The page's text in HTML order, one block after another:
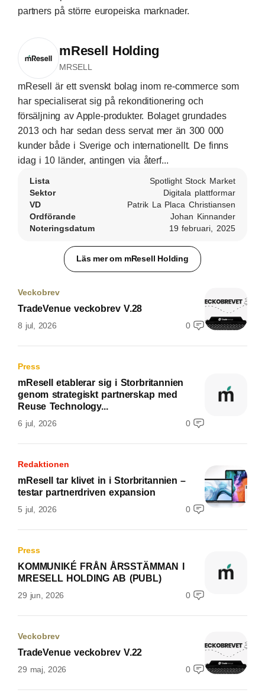
partners på större europeiska marknader.
mResell Holding
MRSELL
mResell är ett svenskt bolag inom re-commerce som
har specialiserat sig på rekonditionering och
försäljning av Apple-produkter. Bolaget grundades
2013 och har sedan dess servat mer än 300 000
kunder både i Sverige och internationellt. De finns
idag i 10 länder, antingen via återf...
Lista
Spotlight Stock Market
Sektor
Digitala plattformar
VD
Patrik La Placa Christiansen
Ordförande
Johan Kinnander
Noteringsdatum
19 februari, 2025
Läs mer om mResell Holding
Veckobrev
TradeVenue veckobrev V.28
8 jul, 2026 0
Press
mResell etablerar sig i Storbritannien
genom strategiskt partnerskap med
Reuse Technology...
6 jul, 2026 0
Redaktionen
mResell tar klivet in i Storbritannien –
testar partnerdriven expansion
5 jul, 2026 0
Press
KOMMUNIKÉ FRÅN ÅRSSTÄMMAN I
MRESELL HOLDING AB (PUBL)
29 jun, 2026 0
Veckobrev
TradeVenue veckobrev V.22
29 maj, 2026 0